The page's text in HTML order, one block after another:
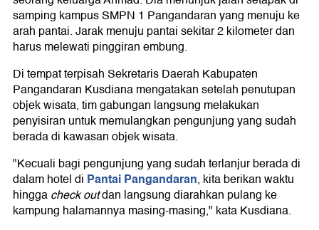
samping kampus SMPN 1 Pangandaran yang menuju ke
arah pantai. Jarak menuju pantai sekitar 2 kilometer dan
harus melewati pinggiran embung.
Di tempat terpisah Sekretaris Daerah Kabupaten
Pangandaran Kusdiana mengatakan setelah penutupan
objek wisata, tim gabungan langsung melakukan
penyisiran untuk memulangkan pengunjung yang sudah
berada di kawasan objek wisata.
"Kecuali bagi pengunjung yang sudah terlanjur berada di
dalam hotel di Pantai Pangandaran, kita berikan waktu
hinggacheck outdan langsung diarahkan pulang ke
kampung halamannya masing-masing," kata Kusdiana.